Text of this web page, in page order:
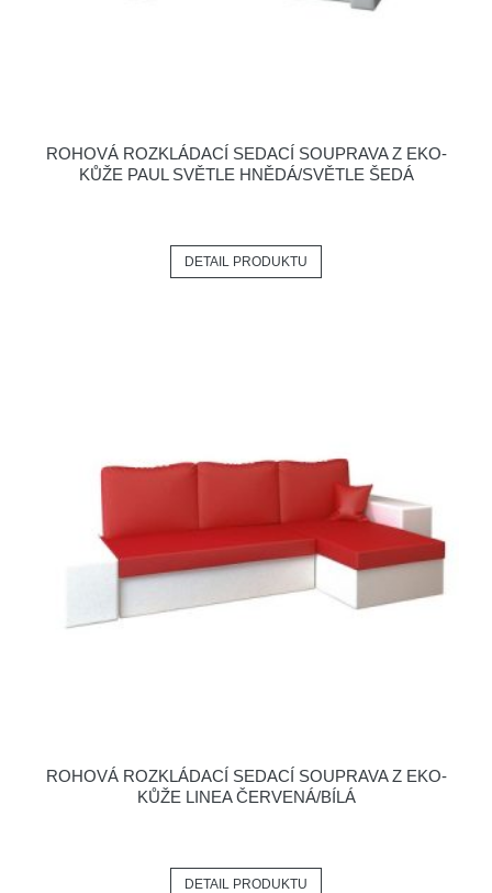
ROHOVÁ ROZKLÁDACÍ SEDACÍ SOUPRAVA Z EKO-
KŮŽE PAUL SVĚTLE HNĚDÁ/SVĚTLE ŠEDÁ
DETAIL PRODUKTU
ROHOVÁ ROZKLÁDACÍ SEDACÍ SOUPRAVA Z EKO-
KŮŽE LINEA ČERVENÁ/BÍLÁ
DETAIL PRODUKTU